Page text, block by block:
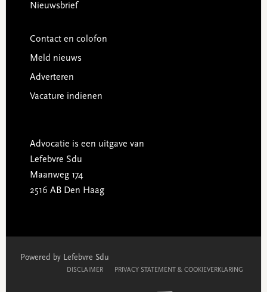
Nieuwsbrief
Contact en colofon
Meld nieuws
Adverteren
Vacature indienen
Advocatie is een uitgave van
Lefebvre Sdu
Maanweg 174
2516 AB Den Haag
Powered by Lefebvre Sdu
DISCLAIMER PRIVACY STATEMENT & COOKIEVERKLARING